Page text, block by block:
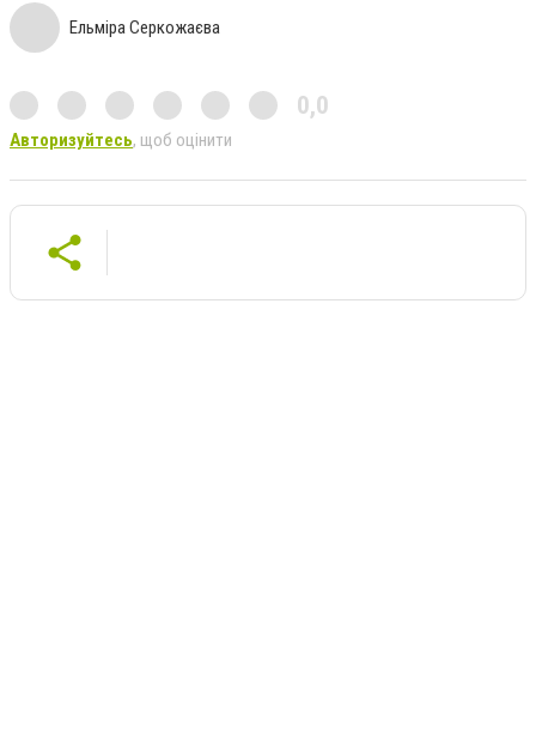
Ельміра Серкожаєва
0,0
Авторизуйтесь, щоб оцінити